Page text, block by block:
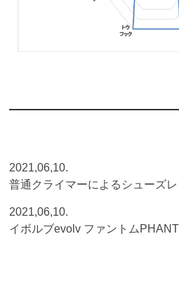
2021,06,10.
普通クライマーによるシューズレ
2021,06,10.
イボルブevolv ファントム